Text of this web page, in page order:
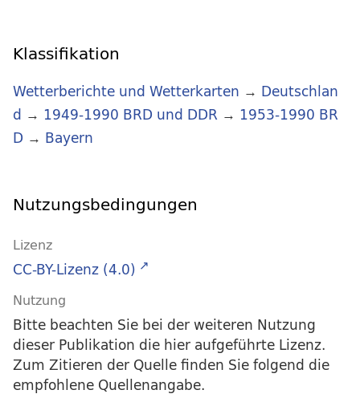
Klassifikation
Wetterberichte und Wetterkarten → Deutschlan
d → 1949-1990 BRD und DDR → 1953-1990 BR
D → Bayern
Nutzungsbedingungen
Lizenz
CC-BY-Lizenz (4.0)
Nutzung
Bitte beachten Sie bei der weiteren Nutzung
dieser Publikation die hier aufgeführte Lizenz.
Zum Zitieren der Quelle finden Sie folgend die
empfohlene Quellenangabe.